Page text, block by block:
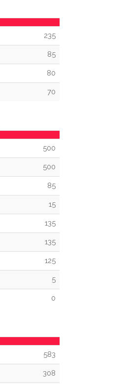
235
85
80
70
500
500
85
15
135
135
125
5
0
583
308